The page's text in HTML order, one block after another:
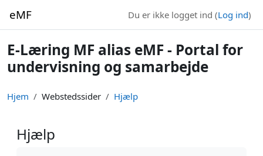
eMF Du er ikke logget ind (Log ind)
E-Læring MF alias eMF - Portal for
undervisning og samarbejde
Hjem Webstedssider Hjælp
Hjælp